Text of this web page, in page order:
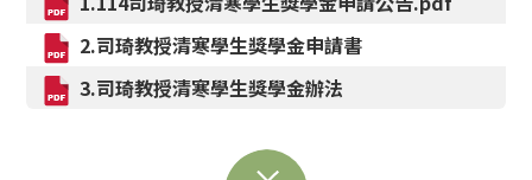
2.司琦教授清寒學生獎學金申請書
3.司琦教授清寒學生獎學金辦法